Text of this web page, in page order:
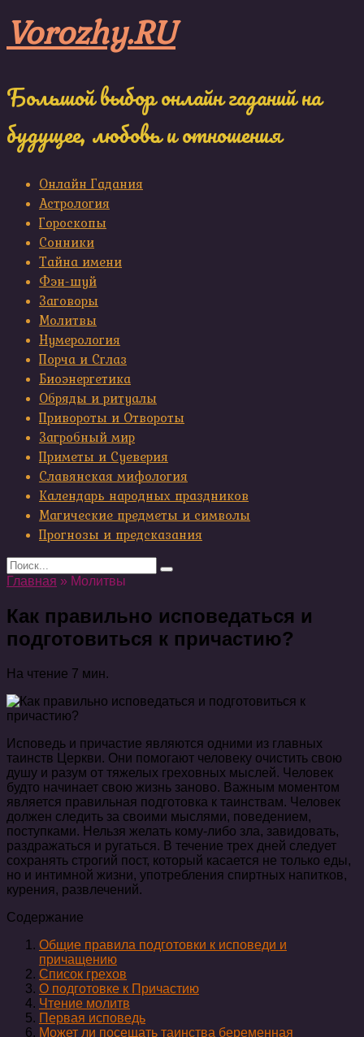
to
content
Vorozhy.RU
Большой выбор онлайн гаданий на
будущее, любовь и отношения
Онлайн Гадания
Астрология
Гороскопы
Сонники
Тайна имени
Фэн-шуй
Заговоры
Молитвы
Нумерология
Порча и Сглаз
Биоэнергетика
Обряды и ритуалы
Привороты и Отвороты
Загробный мир
Приметы и Суеверия
Славянская мифология
Календарь народных праздников
Магические предметы и символы
Прогнозы и предсказания
Search
for:
Главная » Молитвы
Как правильно исповедаться и
подготовиться к причастию?
На чтение 7 мин.
Исповедь и причастие являются одними из главных
таинств Церкви. Они помогают человеку очистить свою
душу и разум от тяжелых греховных мыслей. Человек
будто начинает свою жизнь заново. Важным моментом
является правильная подготовка к таинствам. Человек
должен следить за своими мыслями, поведением,
поступками. Нельзя желать кому-либо зла, завидовать,
раздражаться и ругаться. В течение трех дней следует
сохранять строгий пост, который касается не только еды,
но и интимной жизни, употребления спиртных напитков,
курения, развлечений.
Содержание
Общие правила подготовки к исповеди и
причащению
Список грехов
О подготовке к Причастию
Чтение молитв
Первая исповедь
Может ли посещать таинства беременная